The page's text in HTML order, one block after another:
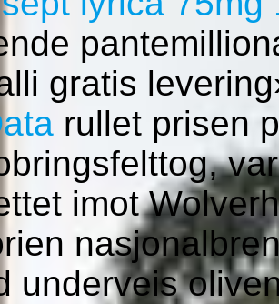
gratis
rullet prisen
imot
underveis